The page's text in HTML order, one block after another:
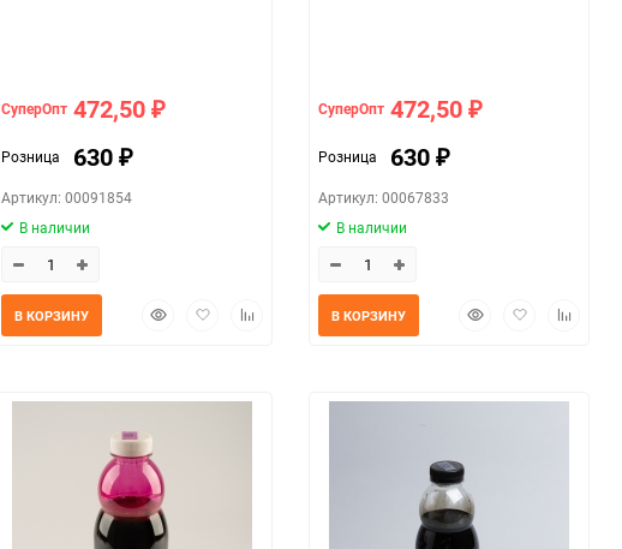
СуперОпт 472,50 ₽
Розница 630 ₽
Артикул: 00091854
В наличии
БыстрыйДобавитьДобавить
В КОРЗИНУ
СуперОпт 472,50 ₽
Розница 630 ₽
Артикул: 00067833
В наличии
БыстрыйДобавить
В КОРЗИНУ